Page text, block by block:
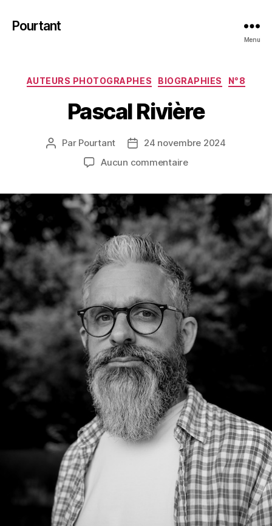
Pourtant
Menu
Catégories
AUTEURS PHOTOGRAPHES BIOGRAPHIES N°8
Pascal Rivière
Auteur
Par Pourtant
Date24 novembre 2024
Aucun commentairesur